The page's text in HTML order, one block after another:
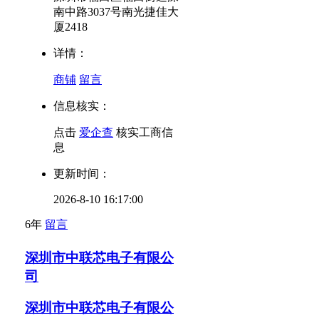
南中路3037号南光捷佳大
厦2418
详情：
商铺 留言
信息核实：
点击 爱企查 核实工商信
息
更新时间：
2026-8-10 16:17:00
6年 留言
深圳市中联芯电子有限公
司
深圳市中联芯电子有限公